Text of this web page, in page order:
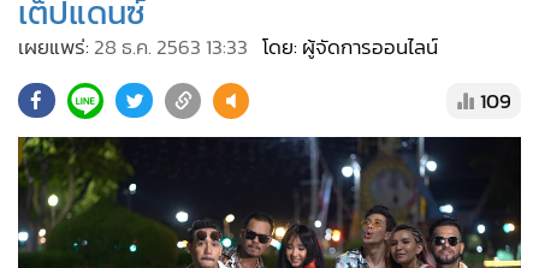
• CbizReview
• Cyber BIZ
• ผู้จัดกวน
• Good health & Well-being
• Green Innovation & SD
Management & HR
• MGR Live
เต็ปแดนซ์
เผยแพร่: 28 ธ.ค. 2563 13:33 โดย: ผู้จัดการออนไลน์
109